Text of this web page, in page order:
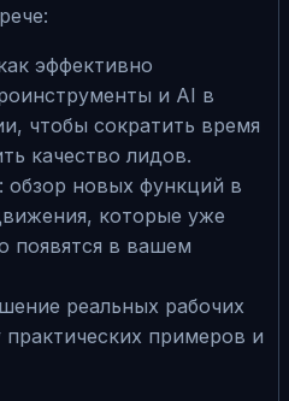
эффективно
и AI в
чтобы сократить время
качество лидов.
новых функций в
которые уже
появятся в вашем
реальных рабочих
практических примеров и